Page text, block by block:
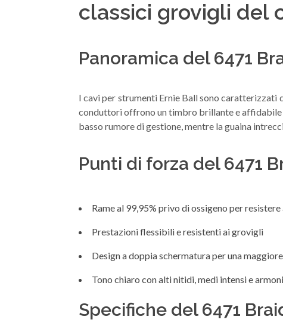
classici grovigli del
Panoramica del 6471
I cavi per strumenti Ernie Ball sono caratterizzati
conduttori offrono un timbro brillante e affidabile
basso rumore di gestione, mentre la guaina
Punti di forza del 6471
Rame al 99,95% privo di ossigeno per
Prestazioni flessibili e resistenti ai grovigli
Design a doppia schermatura per una
Tono chiaro con alti nitidi, medi intensi e
Specifiche del 6471